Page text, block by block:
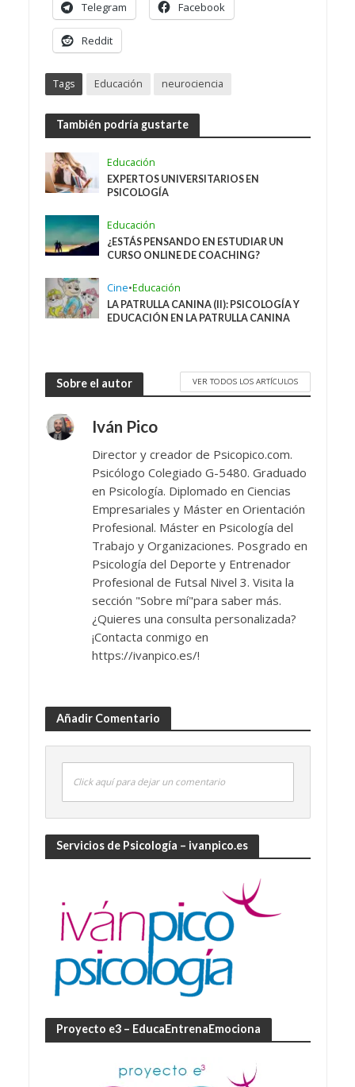
Telegram Facebook
Reddit
Tags Educación neurociencia
También podría gustarte
Educación
EXPERTOS UNIVERSITARIOS EN
PSICOLOGÍA
Educación
¿ESTÁS PENSANDO EN ESTUDIAR UN
CURSO ONLINE DE COACHING?
Cine•Educación
LA PATRULLA CANINA (II): PSICOLOGÍA Y
EDUCACIÓN EN LA PATRULLA CANINA
Sobre el autor VER TODOS LOS ARTÍCULOS
Iván Pico
Director y creador de Psicopico.com.
Psicólogo Colegiado G-5480. Graduado
en Psicología. Diplomado en Ciencias
Empresariales y Máster en Orientación
Profesional. Máster en Psicología del
Trabajo y Organizaciones. Posgrado en
Psicología del Deporte y Entrenador
Profesional de Futsal Nivel 3. Visita la
sección "Sobre mí"para saber más.
¿Quieres una consulta personalizada?
¡Contacta conmigo en
https://ivanpico.es/!
Añadir Comentario
Click aquí para dejar un comentario
Servicios de Psicología – ivanpico.es
Proyecto e3 – EducaEntrenaEmociona